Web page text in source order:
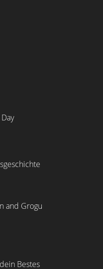
and Grogu
Bestes